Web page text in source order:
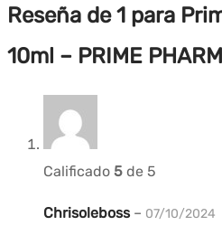
Reseña de 1 para
10ml – PRIME
Calificado 5 de 5
Chrisoleboss – 07/10/2024